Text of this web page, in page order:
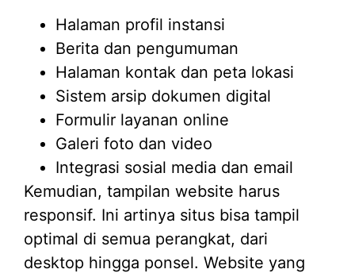
Halaman profil instansi
Berita dan pengumuman
Halaman kontak dan peta lokasi
Sistem arsip dokumen digital
Formulir layanan online
Galeri foto dan video
Integrasi sosial media dan email
Kemudian, tampilan website harus
responsif. Ini artinya situs bisa tampil
optimal di semua perangkat, dari
desktop hingga ponsel. Website yang